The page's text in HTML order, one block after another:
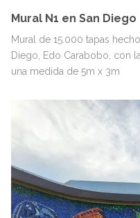
Mural N1 en San Diego
Mural de 15.000 tapas
Diego, Edo Carabobo, con
una medida de 5m x 3m